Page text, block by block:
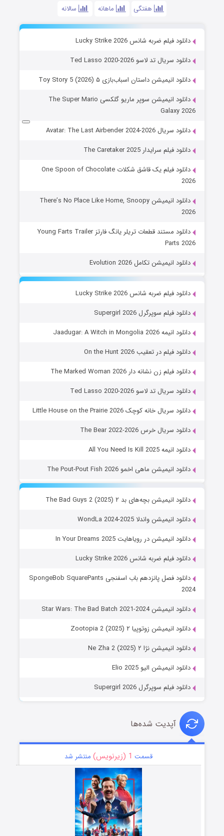
هفتگی ماهانه سالانه
دانلود فیلم ضربه شانس Lucky Strike 2026
دانلود سریال تد لاسو Ted Lasso 2020-2026
دانلود انیمیشن داستان اسباب‌بازی ۵ Toy Story 5 (2026)
دانلود انیمیشن سوپر ماریو گلکسی The Super Mario
Galaxy 2026
دانلود سریال Avatar: The Last Airbender 2024-2026
دانلود فیلم سرایدار The Caretaker 2025
دانلود فیلم یک قاشق شکلات One Spoon of Chocolate
2026
دانلود انیمیشن There’s No Place Like Home, Snoopy
2026
دانلود مستند قطعات تریلر یانگ فارتز Young Farts Trailer
Parts 2026
دانلود انیمیشن تکامل Evolution 2026
دانلود فیلم ضربه شانس Lucky Strike 2026
دانلود فیلم سوپرگرل Supergirl 2026
دانلود انیمه Jaadugar: A Witch in Mongolia 2026
دانلود فیلم در تعقیب On the Hunt 2026
دانلود فیلم زن نشانه دار The Marked Woman 2026
دانلود سریال تد لاسو Ted Lasso 2020-2026
دانلود سریال خانه کوچک Little House on the Prairie 2026
دانلود سریال خرس The Bear 2022-2026
دانلود انیمه All You Need Is Kill 2025
دانلود انیمیشن ماهی اخمو The Pout-Pout Fish 2026
دانلود انیمیشن بچه‌های بد ۲ The Bad Guys 2 (2025)
دانلود انیمیشن واندلا WondLa 2024-2025
دانلود انیمیشن در رویاهایت In Your Dreams 2025
دانلود فیلم ضربه شانس Lucky Strike 2026
دانلود فصل پانزدهم باب اسفنجی SpongeBob SquarePants
2024
دانلود انیمیشن Star Wars: The Bad Batch 2021-2024
دانلود انیمیشن زوتوپیا ۲ Zootopia 2 (2025)
دانلود انیمیشن نژا ۲ Ne Zha 2 (2025)
دانلود انیمیشن الیو Elio 2025
دانلود فیلم سوپرگرل Supergirl 2026
آپدیت شده‌ها
قسمت 1 (زیرنویس) منتشر شد